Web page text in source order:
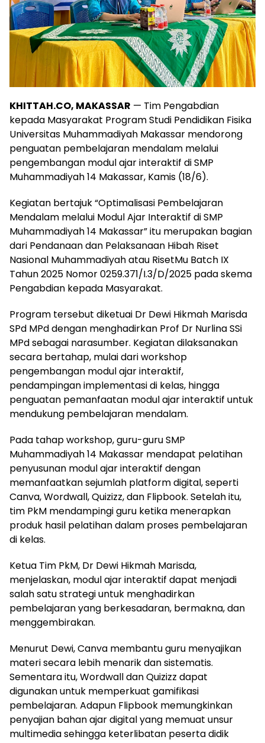
KHITTAH.CO, MAKASSAR — Tim Pengabdian
kepada Masyarakat Program Studi Pendidikan Fisika
Universitas Muhammadiyah Makassar mendorong
penguatan pembelajaran mendalam melalui
pengembangan modul ajar interaktif di SMP
Muhammadiyah 14 Makassar, Kamis (18/6).
Kegiatan bertajuk “Optimalisasi Pembelajaran
Mendalam melalui Modul Ajar Interaktif di SMP
Muhammadiyah 14 Makassar” itu merupakan bagian
dari Pendanaan dan Pelaksanaan Hibah Riset
Nasional Muhammadiyah atau RisetMu Batch IX
Tahun 2025 Nomor 0259.371/I.3/D/2025 pada skema
Pengabdian kepada Masyarakat.
Program tersebut diketuai Dr Dewi Hikmah Marisda
SPd MPd dengan menghadirkan Prof Dr Nurlina SSi
MPd sebagai narasumber. Kegiatan dilaksanakan
secara bertahap, mulai dari workshop
pengembangan modul ajar interaktif,
pendampingan implementasi di kelas, hingga
penguatan pemanfaatan modul ajar interaktif untuk
mendukung pembelajaran mendalam.
Pada tahap workshop, guru-guru SMP
Muhammadiyah 14 Makassar mendapat pelatihan
penyusunan modul ajar interaktif dengan
memanfaatkan sejumlah platform digital, seperti
Canva, Wordwall, Quizizz, dan Flipbook. Setelah itu,
tim PkM mendampingi guru ketika menerapkan
produk hasil pelatihan dalam proses pembelajaran
di kelas.
Ketua Tim PkM, Dr Dewi Hikmah Marisda,
menjelaskan, modul ajar interaktif dapat menjadi
salah satu strategi untuk menghadirkan
pembelajaran yang berkesadaran, bermakna, dan
menggembirakan.
Menurut Dewi, Canva membantu guru menyajikan
materi secara lebih menarik dan sistematis.
Sementara itu, Wordwall dan Quizizz dapat
digunakan untuk memperkuat gamifikasi
pembelajaran. Adapun Flipbook memungkinkan
penyajian bahan ajar digital yang memuat unsur
multimedia sehingga keterlibatan peserta didik